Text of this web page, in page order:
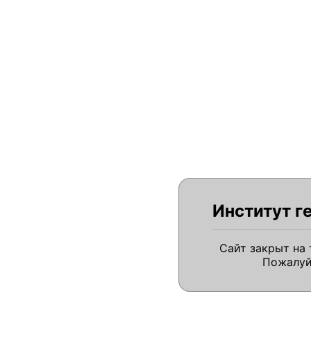
Институт
Сайт закрыт на